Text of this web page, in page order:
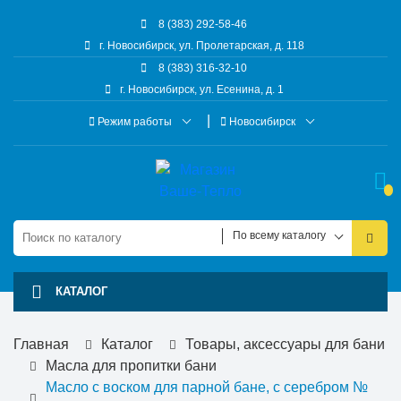
8 (383) 292-58-46
г. Новосибирск, ул. Пролетарская, д. 118
8 (383) 316-32-10
г. Новосибирск, ул. Есенина, д. 1
Режим работы Новосибирск
По всему каталогу
КАТАЛОГ
Главная Каталог
Товары, аксессуары для бани
Масла для пропитки бани
Масло с воском для парной бане, с серебром №